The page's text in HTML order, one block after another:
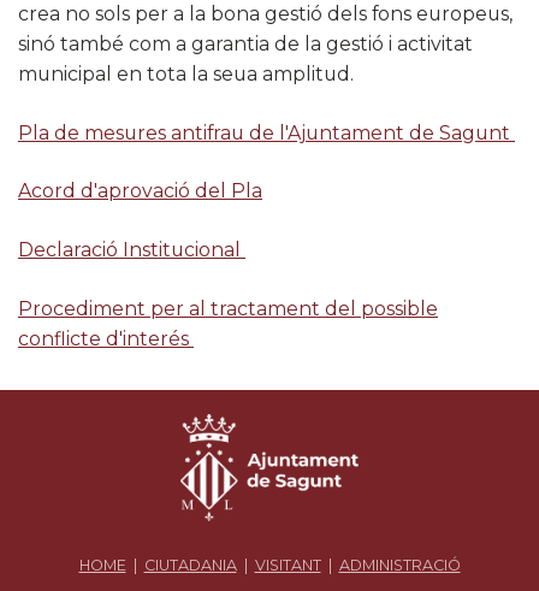
crea no sols per a la bona gestió dels fons europeus,
sinó també com a garantia de la gestió i activitat
municipal en tota la seua amplitud.
Pla de mesures antifrau de l'Ajuntament de Sagunt
Acord d'aprovació del Pla
Declaració Institucional
Procediment per al tractament del possible
conflicte d'interés
HOME | CIUTADANIA| VISITANT| ADMINISTRACIÓ